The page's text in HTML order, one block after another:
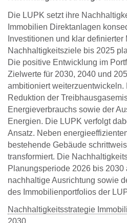
Die LUPK setzt ihre
Immobilien Direktanlagen
Investitionen und klar
Nachhaltigkeitsziele bis 2025
Die positive Entwicklung im
Zielwerte für 2030, 2040 und
ambitioniert weiterzuentwickeln.
Reduktion der
Energieverbrauchs sowie der
Energien. Die LUPK verfolgt
Ansatz. Neben
bestehende Gebäude
transformiert. Die
Planungsperiode 2026 bis
nachhaltige Ausrichtung sowie
des Immobilienportfolios der
Nachhaltigkeitsstrategie